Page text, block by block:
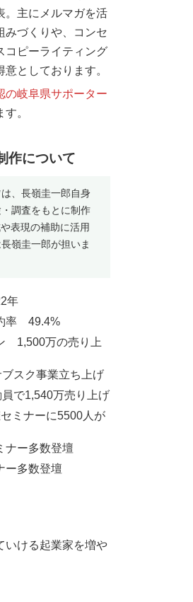
。主にメルマガを活
みづくりや、コンセ
コピーライティング
としております。
の岐阜県サポーター
。
作について
、長嶺圭一郎自身
調査をもとに制作
表現の補助に活用
嶺圭一郎が担いま
年
率 49.4%
1,500万の売り上
スク事業立ち上げ
で1,540万売り上げ
ミナーに5500人が
ナー多数登壇
ー多数登壇
いける起業家を増や